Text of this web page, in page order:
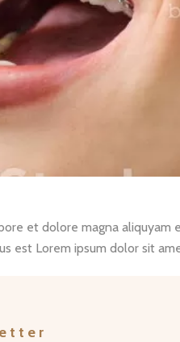
et dolore magna aliquyam
est Lorem ipsum dolor sit